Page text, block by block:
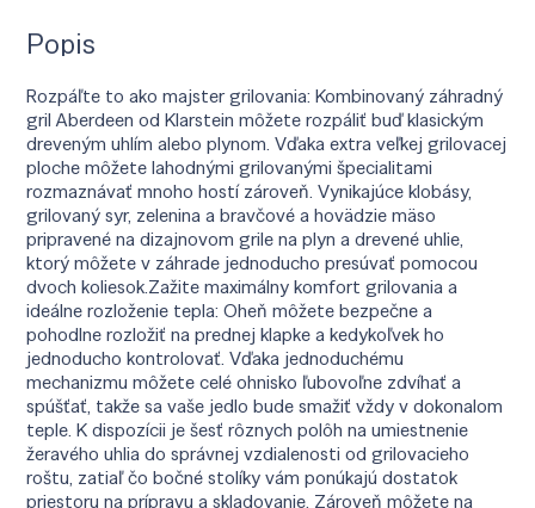
Popis
Rozpáľte to ako majster grilovania: Kombinovaný záhradný
gril Aberdeen od Klarstein môžete rozpáliť buď klasickým
dreveným uhlím alebo plynom. Vďaka extra veľkej grilovacej
ploche môžete lahodnými grilovanými špecialitami
rozmaznávať mnoho hostí zároveň. Vynikajúce klobásy,
grilovaný syr, zelenina a bravčové a hovädzie mäso
pripravené na dizajnovom grile na plyn a drevené uhlie,
ktorý môžete v záhrade jednoducho presúvať pomocou
dvoch koliesok.Zažite maximálny komfort grilovania a
ideálne rozloženie tepla: Oheň môžete bezpečne a
pohodlne rozložiť na prednej klapke a kedykoľvek ho
jednoducho kontrolovať. Vďaka jednoduchému
mechanizmu môžete celé ohnisko ľubovoľne zdvíhať a
spúšťať, takže sa vaše jedlo bude smažiť vždy v dokonalom
teple. K dispozícii je šesť rôznych polôh na umiestnenie
žeravého uhlia do správnej vzdialenosti od grilovacieho
roštu, zatiaľ čo bočné stolíky vám ponúkajú dostatok
priestoru na prípravu a skladovanie. Zároveň môžete na